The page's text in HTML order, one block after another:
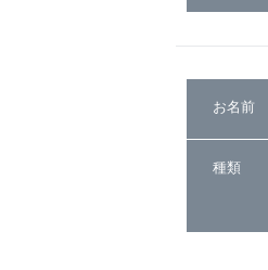
お名前
種類